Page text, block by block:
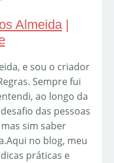
Almeida|
e sou o criador
Sempre fui
ao longo da
das pessoas
sim saber
no blog, meu
práticas e